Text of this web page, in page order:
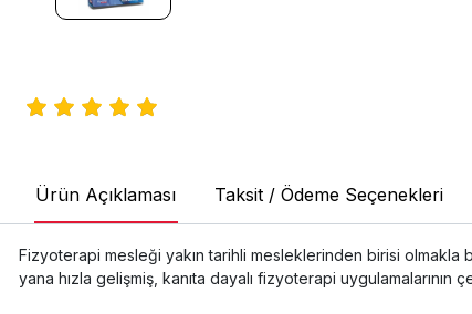
Ürün Açıklaması Taksit / Ödeme Seçenekleri
Fizyoterapi mesleği yakın tarihli mesleklerinden birisi olmakla
yana hızla gelişmiş, kanıta dayalı fizyoterapi uygulamalarının